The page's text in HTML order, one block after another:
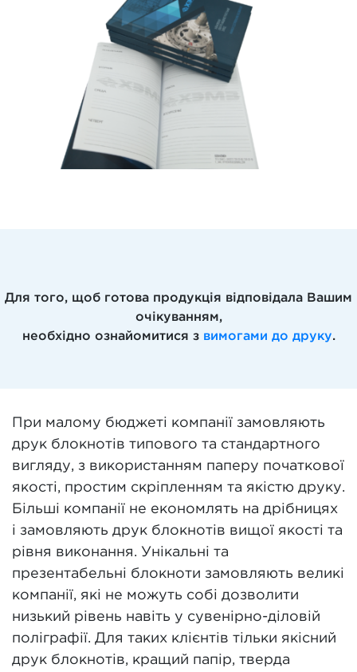
Для того, щоб готова продукція відповідала Вашим
очікуванням,
необхідно ознайомитися з вимогами до друку.
При малому бюджеті компанії замовляють
друк блокнотів типового та стандартного
вигляду, з використанням паперу початкової
якості, простим скріпленням та якістю друку.
Більші компанії не економлять на дрібницях
і замовляють друк блокнотів вищої якості та
рівня виконання. Унікальні та
презентабельні блокноти замовляють великі
компанії, які не можуть собі дозволити
низький рівень навіть у сувенірно-діловій
поліграфії. Для таких клієнтів тільки якісний
друк блокнотів, кращий папір, тверда